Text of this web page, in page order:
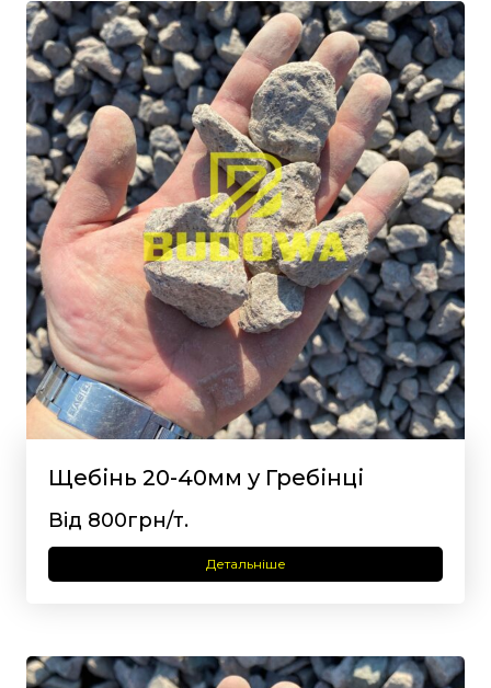
Щебінь 20-40мм у Гребінці
Від 800грн/т.
Детальніше